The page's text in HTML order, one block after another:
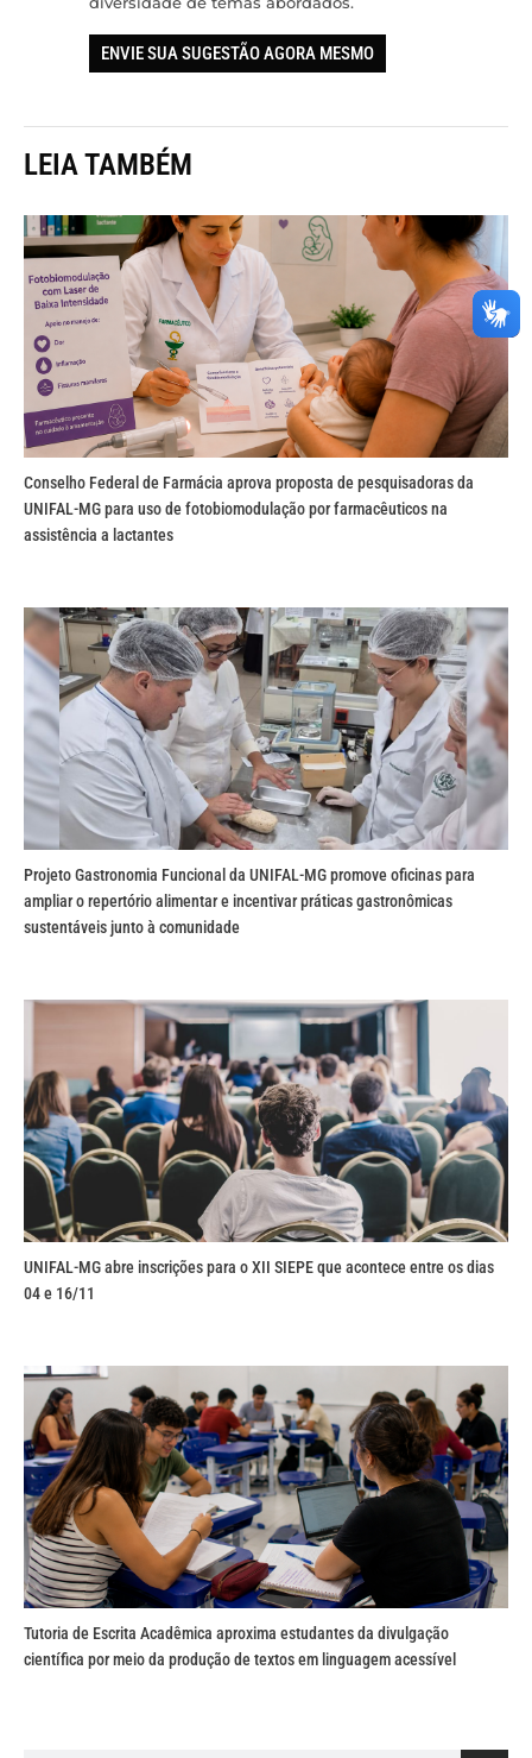
ENVIE SUA SUGESTÃO AGORA MESMO
LEIA TAMBÉM
Conselho Federal de Farmácia aprova proposta de pesquisadoras da
UNIFAL-MG para uso de fotobiomodulação por farmacêuticos na
assistência a lactantes
Projeto Gastronomia Funcional da UNIFAL-MG promove oficinas para
ampliar o repertório alimentar e incentivar práticas gastronômicas
sustentáveis junto à comunidade
UNIFAL-MG abre inscrições para o XII SIEPE que acontece entre os dias
04 e 16/11
Tutoria de Escrita Acadêmica aproxima estudantes da divulgação
científica por meio da produção de textos em linguagem acessível